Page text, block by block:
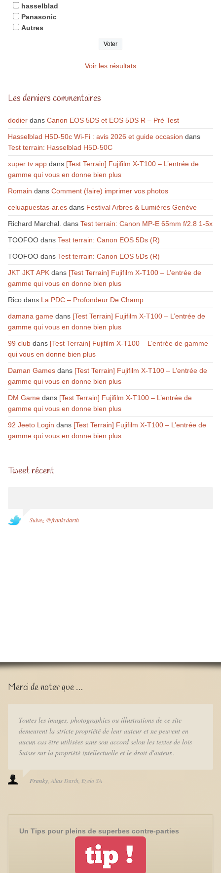
hasselblad
Panasonic
Autres
Voir les résultats
Les derniers commentaires
dodierdans Canon EOS 5DS et EOS 5DS R – Pré Test
Hasselblad H5D-50c Wi-Fi : avis 2026 et guide occasion dans
Test terrain: Hasselblad H5D-50C
xuper tv appdans [Test Terrain] Fujifilm X-T100 – L’entrée de
gamme qui vous en donne bien plus
Romain dans Comment (faire) imprimer vos photos
celuapuestas-ar.esdans Festival Arbres & Lumières Genève
Richard Marchal. dans Test terrain: Canon MP-E 65mm f/2.8 1-5x
TOOFOOdans Test terrain: Canon EOS 5Ds (R)
TOOFOOdans Test terrain: Canon EOS 5Ds (R)
JKT JKT APKdans [Test Terrain] Fujifilm X-T100 – L’entrée de
gamme qui vous en donne bien plus
Ricodans La PDC – Profondeur De Champ
damana gamedans [Test Terrain] Fujifilm X-T100 – L’entrée de
gamme qui vous en donne bien plus
99 clubdans [Test Terrain] Fujifilm X-T100 – L’entrée de gamme
qui vous en donne bien plus
Daman Gamesdans [Test Terrain] Fujifilm X-T100 – L’entrée de
gamme qui vous en donne bien plus
DM Gamedans [Test Terrain] Fujifilm X-T100 – L’entrée de
gamme qui vous en donne bien plus
92 Jeeto Login dans [Test Terrain] Fujifilm X-T100 – L’entrée de
gamme qui vous en donne bien plus
Tweet récent
Suivez @frankydarth
Merci de noter que …
Toutes les images, photographies ou illustrations de ce site
demeurent la stricte propriété de leur auteur et ne peuvent en
aucun cas être utilisées sans son accord selon les textes de lois
Suisse sur la propriété intellectuelle et le droit d'auteur..
Franky Alias Darth Eyelo SA
Un Tips pour pleins de superbes contre-parties